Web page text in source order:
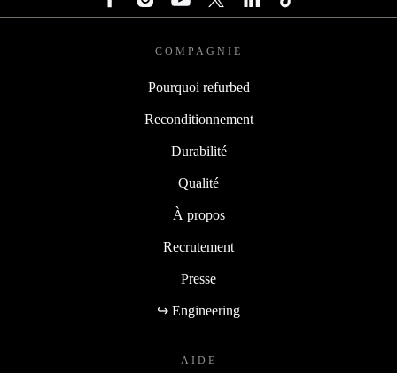
COMPAGNIE
Pourquoi refurbed
Reconditionnement
Durabilité
Qualité
À propos
Recrutement
Presse
↪ Engineering
AIDE